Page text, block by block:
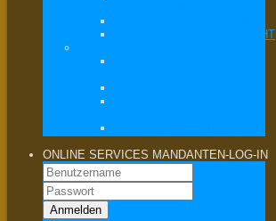
WIRTSCHAFTSSTRAFRECHT
ONLINE SERVICES MANDANTEN-LOG-IN